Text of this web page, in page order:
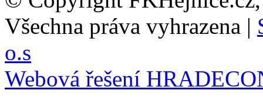
Všechna práva vyhrazena |
o.s
Webová řešení